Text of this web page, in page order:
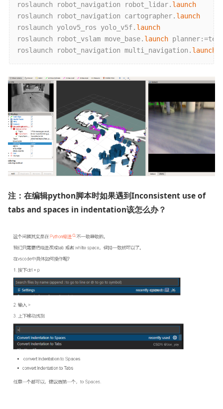
roslaunch robot_navigation robot_lidar. launch
roslaunch robot_navigation cartographer. launch
roslaunch yolov5_ros yolo_v5f. launch
roslaunch robot_vslam move_base. launch planner:=teb
roslaunch robot_navigation multi_navigation. launch
注：在编辑python脚本时如果遇到Inconsistent use of
tabs and spaces in indentation该怎么办？